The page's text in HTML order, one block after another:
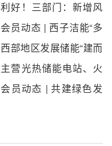
十大创新技术奖
利好！三部门：新增风
电、光伏消费量不纳入
能源消费总量控制，绿
证作为认定凭证
会员动态 | 西子洁能“多
能联储零碳能源集成”技
术入选“零碳中国”十大创
新技术
西部地区发展储能“建而
不用”待解
主营光热储能电站、火
电灵活性改造等！西子
洁能拟与宁波西拓设立
会员动态 | 共建绿色发